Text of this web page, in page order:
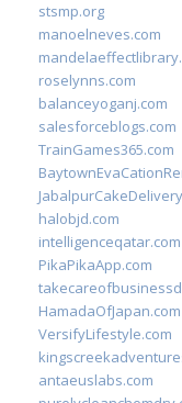
stsmp.org
manoelneves.com
roselynns.com
balanceyoganj.com
salesforceblogs.com
TrainGames365.com
halobjd.com
intelligenceqatar.com
PikaPikaApp.com
HamadaOfJapan.com
VersifyLifestyle.com
antaeuslabs.com